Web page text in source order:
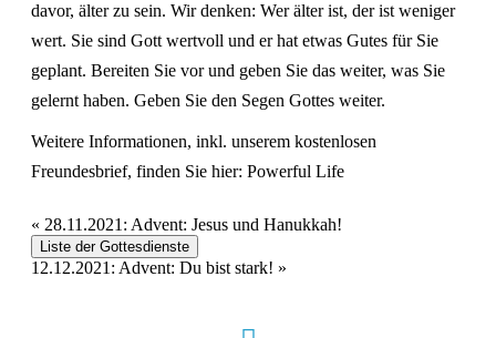
davor, älter zu sein. Wir denken: Wer älter ist, der ist weniger
wert. Sie sind Gott wertvoll und er hat etwas Gutes für Sie
geplant. Bereiten Sie vor und geben Sie das weiter, was Sie
gelernt haben. Geben Sie den Segen Gottes weiter.
Weitere Informationen, inkl. unserem kostenlosen
Freundesbrief, finden Sie hier: Powerful Life
« 28.11.2021: Advent: Jesus und Hanukkah!
Liste der Gottesdienste
12.12.2021: Advent: Du bist stark! »